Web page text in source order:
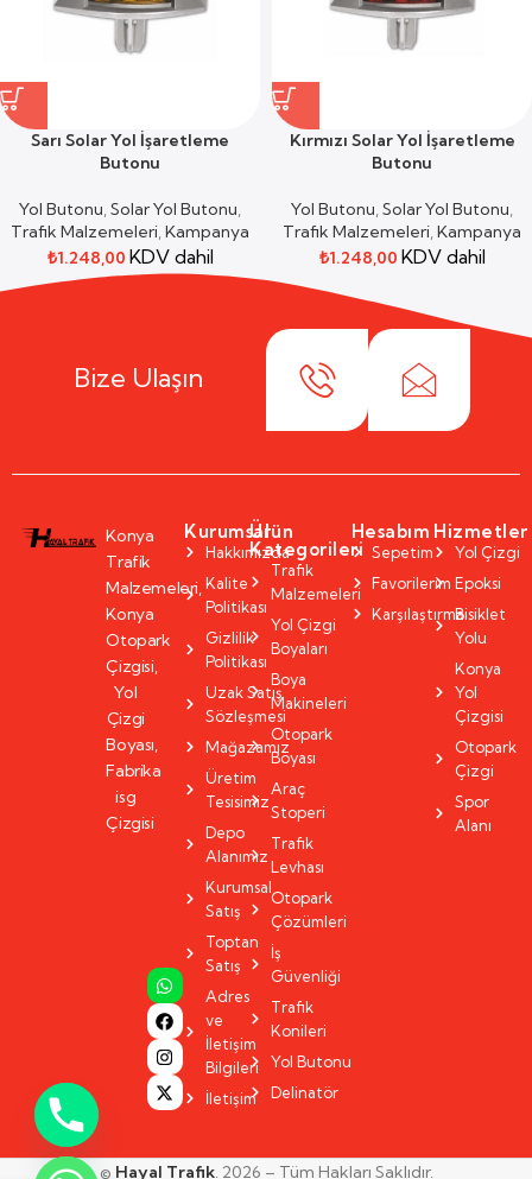
Sarı Solar Yol İşaretleme
Butonu
Yol Butonu,Solar Yol Butonu,
Trafik Malzemeleri,Kampanya
₺1.248,00 KDV dahil
Kırmızı Solar Yol İşaretleme
Butonu
Yol Butonu,Solar Yol Butonu,
Trafik Malzemeleri,Kampanya
₺1.248,00 KDV dahil
Bize Ulaşın
Konya
Trafik
Malzemeleri,
Konya
Otopark
Çizgisi,
Yol
Çizgi
Boyası,
Fabrika
isg
Çizgisi
Kurumsal
Hakkımızda
Kalite
Politikası
Gizlilik
Politikası
Uzak Satış
Sözleşmesi
Mağazamız
Üretim
Tesisimiz
Depo
Alanımız
Kurumsal
Satış
Toptan
Satış
Adres
ve
İletişim
Bilgileri
İletişim
Ürün
Kategorileri
Trafik
Malzemeleri
Yol Çizgi
Boyaları
Boya
Makineleri
Otopark
Boyası
Araç
Stoperi
Trafik
Levhası
Otopark
Çözümleri
İş
Güvenliği
Trafik
Konileri
Yol Butonu
Delinatör
Hesabım
Sepetim
Favorilerim
Karşılaştırma
Hizmetler
Yol Çizgi
Epoksi
Bisiklet
Yolu
Konya
Yol
Çizgisi
Otopark
Çizgi
Spor
Alanı
© Hayal Trafik. 2026 – Tüm Hakları Saklıdır.